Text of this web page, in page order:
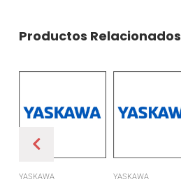
Productos Relacionados
YASKAWA YASKAWA